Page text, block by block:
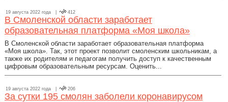
19 августа 2022 года | 412
В Смоленской области заработает
образовательная платформа «Моя школа»
В Смоленской области заработает образовательная платформа
«Моя школа». Так, этот проект позволит смоленским школьникам, а
также их родителям и педагогам получить доступ к качественным
цифровым образовательным ресурсам. Оценить...
19 августа 2022 года | 206
За сутки 195 смолян заболели коронавирусом